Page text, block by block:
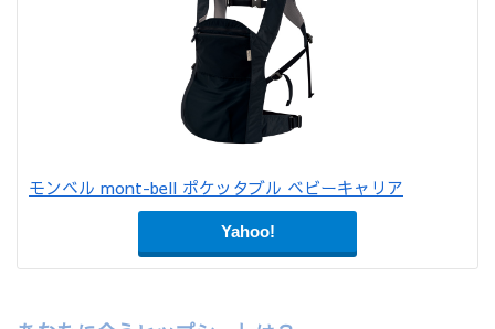
モンベル mont-bell ポケッタブル ベビーキャリア
Yahoo!